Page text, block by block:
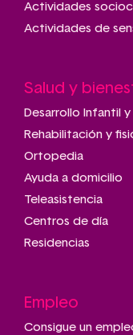
Actividades
Actividades de
Salud y
Desarrollo Infantil
Rehabilitación y
Ortopedia
Ayuda a domicilio
Teleasistencia
Centros de día
Residencias
Empleo
Consigue un